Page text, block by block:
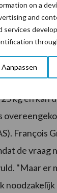
on a
and
services
Aanpassen
betekent
in
kg en kan
François
de vraag
"Maar er